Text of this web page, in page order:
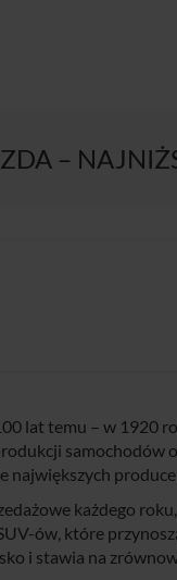
–
lat temu – w
największych
każdego
ów, które
i stawia na